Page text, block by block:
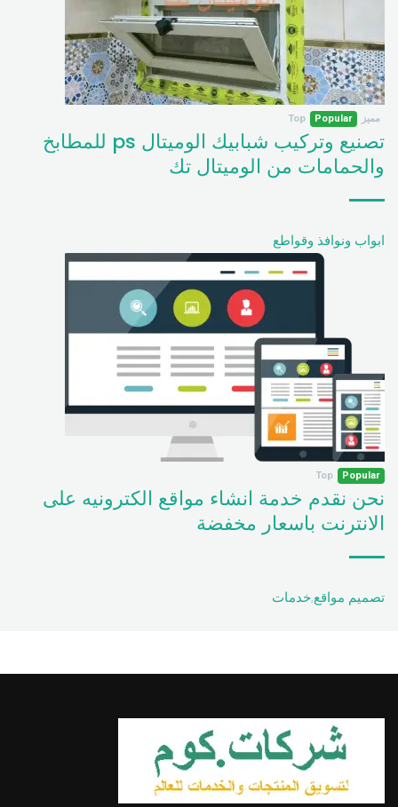
مميز Popular
Top
تصنيع وتركيب شبابيك الوميتال ps للمطابخ
والحمامات من الوميتال تك
ابواب ونوافذ وقواطع
Popular
Top
نحن نقدم خدمة انشاء مواقع الكترونيه على
الانترنت باسعار مخفضة
تصميم مواقع,خدمات